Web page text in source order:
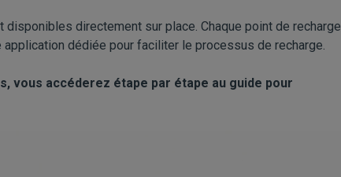
directement sur place. Chaque point de recharge
application dédiée pour faciliter le processus de recharge.
vous accéderez étape par étape au guide pour